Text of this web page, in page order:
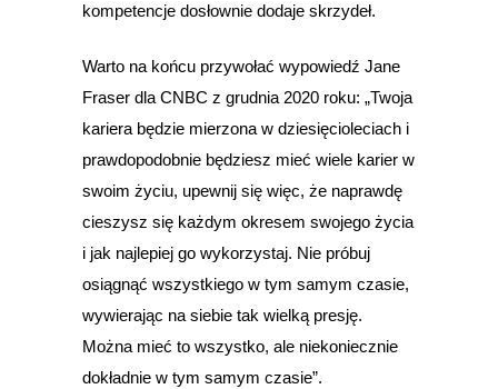
kompetencje dosłownie dodaje skrzydeł.
Warto na końcu przywołać wypowiedź Jane
Fraser dla CNBC z grudnia 2020 roku: „Twoja
kariera będzie mierzona w dziesięcioleciach i
prawdopodobnie będziesz mieć wiele karier w
swoim życiu, upewnij się więc, że naprawdę
cieszysz się każdym okresem swojego życia
i jak najlepiej go wykorzystaj. Nie próbuj
osiągnąć wszystkiego w tym samym czasie,
wywierając na siebie tak wielką presję.
Można mieć to wszystko, ale niekoniecznie
dokładnie w tym samym czasie”.